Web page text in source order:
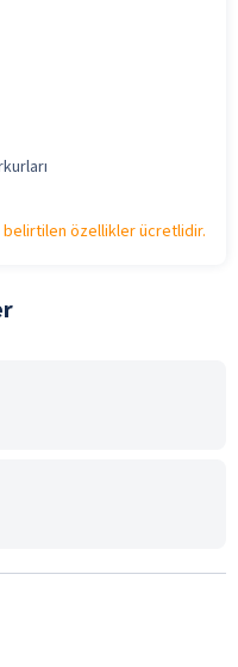
belirtilen özellikler ücretlidir.